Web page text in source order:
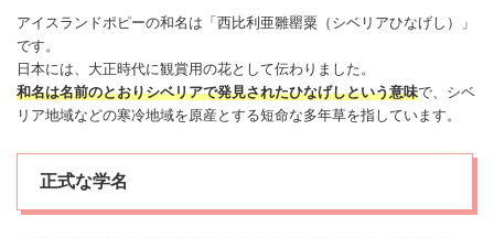
アイスランドポピーの和名は「西比利亜雛罌粟（シベリアひなげし）」
です。
日本には、大正時代に観賞用の花として伝わりました。
和名は名前のとおりシベリアで発見されたひなげしという意味で、シベ
リア地域などの寒冷地域を原産とする短命な多年草を指しています。
正式な学名